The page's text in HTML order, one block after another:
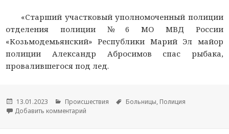
«Старший участковый уполномоченный полиции
отделения полиции №6 МО МВД России
«Козьмодемьянский» Республики Марий Эл майор
полиции Александр Абросимов спас рыбака,
провалившегося под лед.
Опубликовано
13.01.2023 Рубрики
Происшествия Метки
Больницы, Полиция
Добавить комментарий